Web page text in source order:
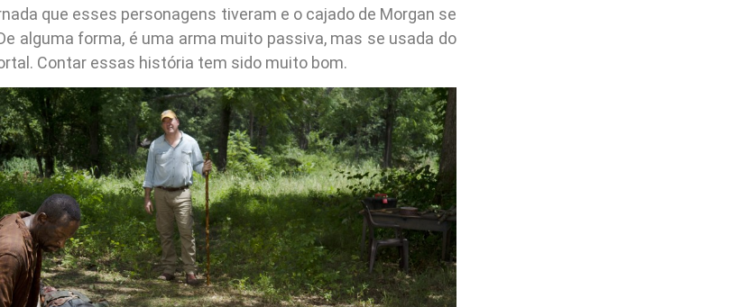
que esses personagens tiveram e o cajado de Morgan se
alguma forma, é uma arma muito passiva, mas se usada do
Contar essas história tem sido muito bom.